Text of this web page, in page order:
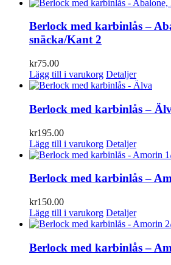
Berlock med karbinlås –
snäcka/Kant 2
kr75.00
Lägg till i varukorg Detaljer
Berlock med karbinlås –
kr195.00
Lägg till i varukorg Detaljer
Berlock med karbinlås –
kr150.00
Lägg till i varukorg Detaljer
Berlock med karbinlås –